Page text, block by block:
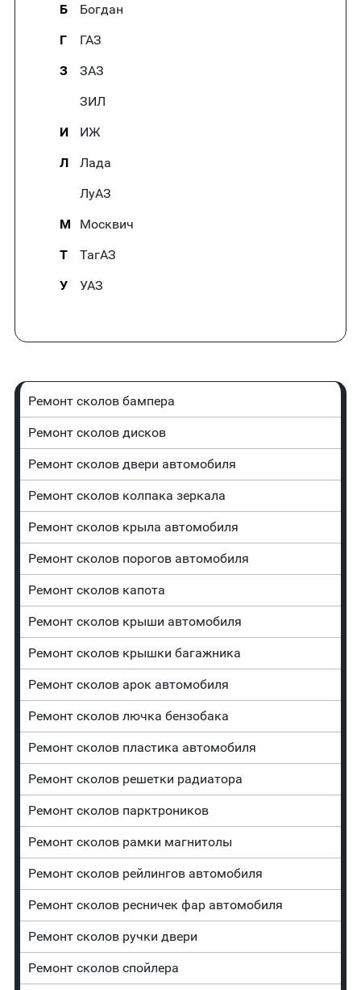
Б
Богдан
Г
ГАЗ
З
ЗАЗ
ЗИЛ
И
ИЖ
Л
Лада
ЛуАЗ
М
Москвич
Т
ТагАЗ
У
УАЗ
Ремонт сколов бампера
Ремонт сколов дисков
Ремонт сколов двери автомобиля
Ремонт сколов колпака зеркала
Ремонт сколов крыла автомобиля
Ремонт сколов порогов автомобиля
Ремонт сколов капота
Ремонт сколов крыши автомобиля
Ремонт сколов крышки багажника
Ремонт сколов арок автомобиля
Ремонт сколов лючка бензобака
Ремонт сколов пластика автомобиля
Ремонт сколов решетки радиатора
Ремонт сколов парктроников
Ремонт сколов рамки магнитолы
Ремонт сколов рейлингов автомобиля
Ремонт сколов ресничек фар автомобиля
Ремонт сколов ручки двери
Ремонт сколов спойлера